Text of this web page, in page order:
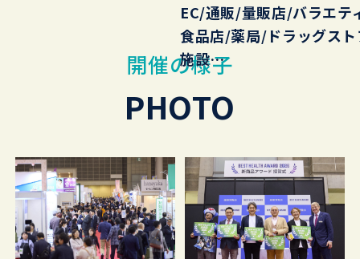
EC/通販/ 量販店/バラエテ
食品店/薬局/ドラッグス
施設…
開催の様子
PHOTO